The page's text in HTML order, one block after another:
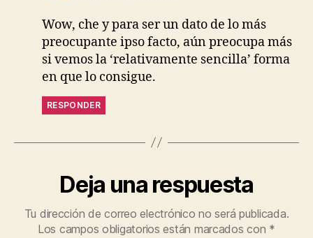
Wow, che y para ser un dato de lo más
preocupante ipso facto, aún preocupa más
si vemos la ‘relativamente sencilla’ forma
en que lo consigue.
RESPONDER
Deja una respuesta
Tu dirección de correo electrónico no será publicada.
Los campos obligatorios están marcados con *